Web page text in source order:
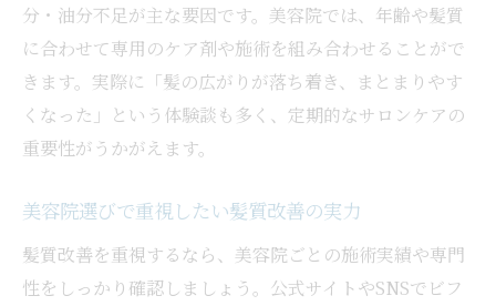
分・油分不足が主な要因です。美容院では、年齢や髪質
に合わせて専用のケア剤や施術を組み合わせることがで
きます。実際に「髪の広がりが落ち着き、まとまりやす
くなった」という体験談も多く、定期的なサロンケアの
重要性がうかがえます。
美容院選びで重視したい髪質改善の実力
髪質改善を重視するなら、美容院ごとの施術実績や専門
性をしっかり確認しましょう。公式サイトやSNSでビフ